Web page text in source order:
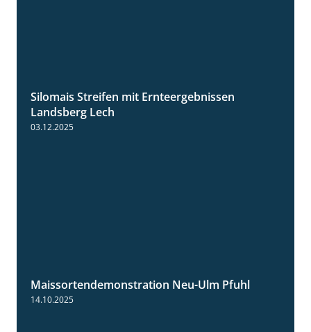
11:01
Silomais Streifen mit Ernteergebnissen
Landsberg Lech
03.12.2025
7:10
Maissortendemonstration Neu-Ulm Pfuhl
14.10.2025